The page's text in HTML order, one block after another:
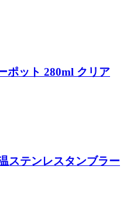
ポット 280ml クリア
ステンレスタンブラー